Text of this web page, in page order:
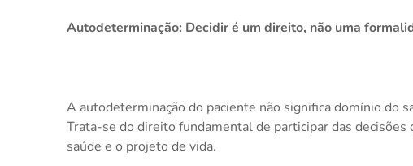
Autodeterminação: Decidir é um direito, não uma
A autodeterminação do paciente não significa domínio do
Trata-se do direito fundamental de participar das
saúde e o projeto de vida.